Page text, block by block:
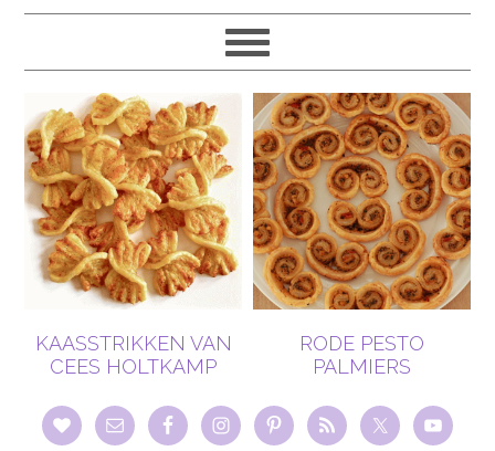
KAASSTRIKKEN VAN
CEES HOLTKAMP
RODE PESTO
PALMIERS